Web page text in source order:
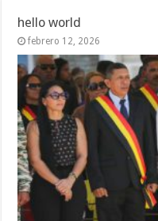
hello world
febrero 12, 2026